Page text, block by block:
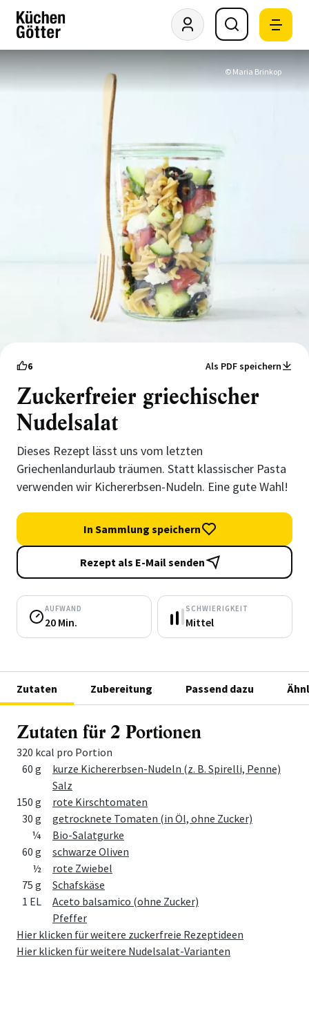
© Maria Brinkop
6 Als PDF speichern
Zuckerfreier griechischer
Nudelsalat
Dieses Rezept lässt uns vom letzten
Griechenlandurlaub träumen. Statt klassischer Pasta
verwenden wir Kichererbsen-Nudeln. Eine gute Wahl!
In Sammlung speichern
Rezept als E-Mail senden
AUFWAND
20 Min.
SCHWIERIGKEIT
Mittel
Zutaten Zubereitung Passend dazu
Zutaten für 2 Portionen
320 kcal pro Portion
Menge
Zutat
60 g
kurze Kichererbsen-Nudeln (z. B. Spirelli, Penne)
Salz
150 g
rote Kirschtomaten
30 g
getrocknete Tomaten (in Öl, ohne Zucker)
¼
Bio-Salatgurke
60 g
schwarze Oliven
½
rote Zwiebel
75 g
Schafskäse
1 EL
Aceto balsamico (ohne Zucker)
Pfeffer
Hier klicken für weitere zuckerfreie Rezeptideen
Hier klicken für weitere Nudelsalat-Varianten